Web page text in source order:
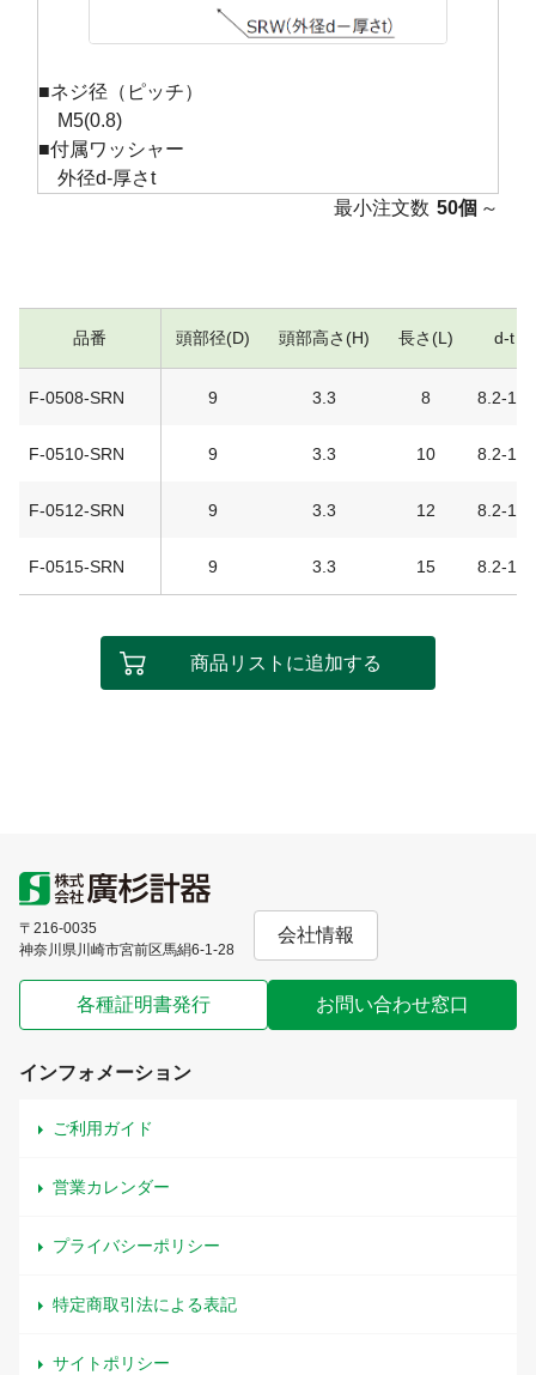
■ネジ径（ピッチ）
M5(0.8)
■付属ワッシャー
外径d-厚さt
最小注文数 50個 ～
品番 頭部径(D) 頭部高さ(H) 長さ(L) d-t
F-0508-SRN 9 3.3 8 8.2-1.5
F-0510-SRN 9 3.3 10 8.2-1.5
F-0512-SRN 9 3.3 12 8.2-1.5
F-0515-SRN 9 3.3 15 8.2-1.5
商品リストに追加する
〒216-0035
神奈川県川崎市宮前区馬絹6-1-28
会社情報
各種証明書発行 お問い合わせ窓口
インフォメーション
ご利用ガイド
営業カレンダー
プライバシーポリシー
特定商取引法による表記
サイトポリシー